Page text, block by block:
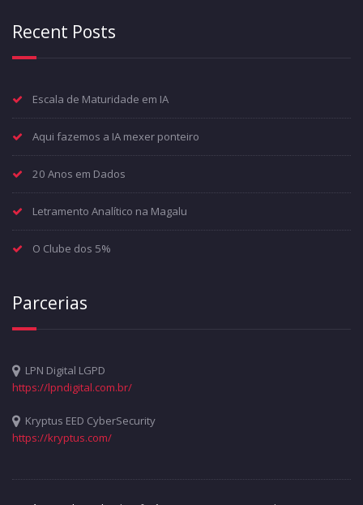
Recent Posts
Escala de Maturidade em IA
Aqui fazemos a IA mexer ponteiro
20 Anos em Dados
Letramento Analítico na Magalu
O Clube dos 5%
Parcerias
LPN Digital LGPD
https://lpndigital.com.br/
Kryptus EED CyberSecurity
https://kryptus.com/